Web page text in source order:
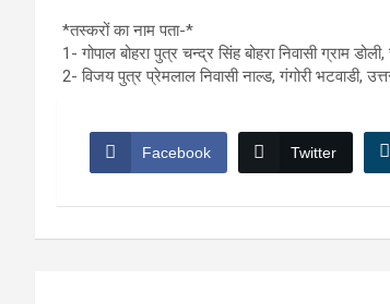
*तस्करों का नाम पता-*
1- गोपाल बोहरा पुत्र चन्द्र सिंह बोहरा निवासी ग्राम
2- विजय पुत्र प्रेमलाल निवासी नाल्ड, गंगोरी भटवाडी,
Facebook Twitter